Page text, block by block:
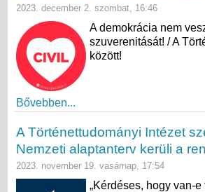
2023. december 2. szombat, 16:46
A demokrácia nem
szuverenitását! / A
között!
Bővebben...
A Történettudományi Intézet
Nemzeti alaptanterv kerüli a
2023. november 19. vasárnap, 17:54
„Kérdéses, hogy van-